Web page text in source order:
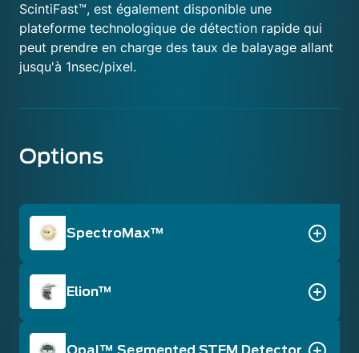
ScintiFast™, est également disponible une
plateforme technologique de détection rapide qui
peut prendre en charge des taux de balayage allant
jusqu'à 1nsec/pixel.
Options
SpectroMax™
Elion™
Opal™ Segmented STEM Detector